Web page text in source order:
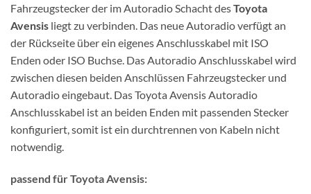
Fahrzeugstecker der im Autoradio Schacht desToyota
Avensis liegt zu verbinden. Das neue Autoradio verfügt an
der Rückseite über ein eigenes Anschlusskabel mit ISO
Enden oder ISO Buchse. Das Autoradio Anschlusskabel wird
zwischen diesen beiden Anschlüssen Fahrzeugstecker und
Autoradio eingebaut. Das Toyota Avensis Autoradio
Anschlusskabel ist an beiden Enden mit passenden Stecker
konfiguriert, somit ist ein durchtrennen von Kabeln nicht
notwendig.
passend für Toyota Avensis: